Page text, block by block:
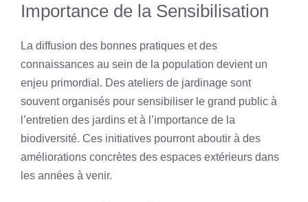
Importance de la Sensibilisation
La diffusion des bonnes pratiques et des
connaissances au sein de la population devient un
enjeu primordial. Des ateliers de jardinage sont
souvent organisés pour sensibiliser le grand public à
l’entretien des jardins et à l’importance de la
biodiversité. Ces initiatives pourront aboutir à des
améliorations concrètes des espaces extérieurs dans
les années à venir.